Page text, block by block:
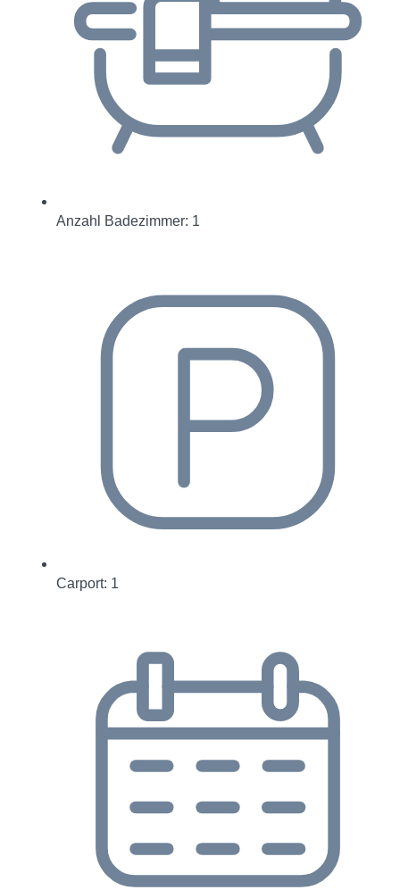
Anzahl Badezimmer: 1
Carport: 1